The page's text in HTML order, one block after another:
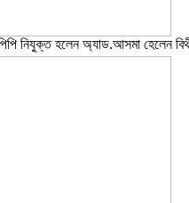
নিযুক্ত হলেন অ্যাড.আসমা হেলেন